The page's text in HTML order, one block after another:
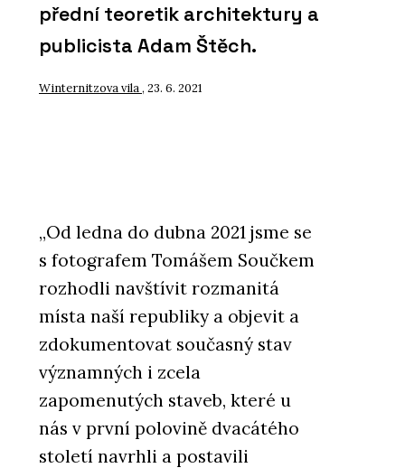
přední teoretik architektury a
publicista Adam Štěch.
Winternitzova vila , 23. 6. 2021
„Od ledna do dubna 2021 jsme se
s fotografem Tomášem Součkem
rozhodli navštívit rozmanitá
místa naší republiky a objevit a
zdokumentovat současný stav
významných i zcela
zapomenutých staveb, které u
nás v první polovině dvacátého
století navrhli a postavili